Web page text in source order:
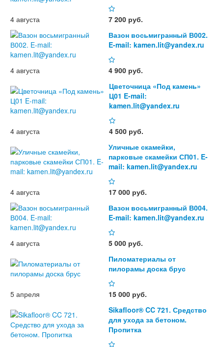
4 августа
7 200 руб.
Вазон восьмигранный В002.
E-mail: kamen.lit@yandex.ru
4 августа
4 900 руб.
Цветочница «Под камень»
Ц01 E-mail:
kamen.lit@yandex.ru
4 августа
4 500 руб.
Уличные скамейки,
парковые скамейки СП01. E-
mail: kamen.lit@yandex.ru
4 августа
17 000 руб.
Вазон восьмигранный В004.
E-mail: kamen.lit@yandex.ru
4 августа
5 000 руб.
Пиломатериалы от
пилорамы доска брус
5 апреля
15 000 руб.
Sikafloor® CC 721. Средство
для ухода за бетоном.
Пропитка